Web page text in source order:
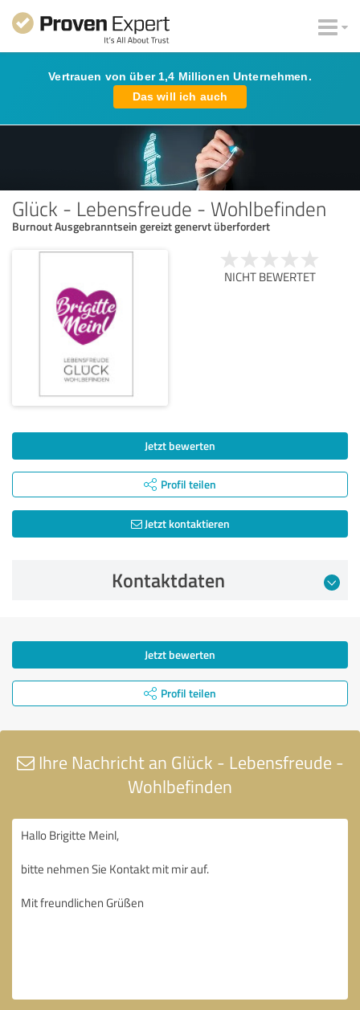
Vertrauen von über 1,4 Millionen Unternehmen.
Das will ich auch
Glück - Lebensfreude - Wohlbefinden
Burnout Ausgebranntsein gereizt genervt überfordert
NICHT BEWERTET
Jetzt bewerten
Profil teilen
Jetzt kontaktieren
Kontaktdaten
Jetzt bewerten
Profil teilen
Ihre Nachricht an Glück - Lebensfreude -
Wohlbefinden